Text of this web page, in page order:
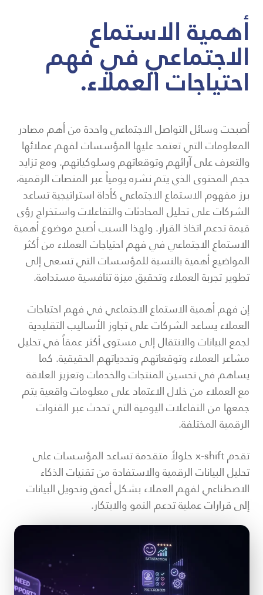
أهمية الاستماع
الاجتماعي في فهم
احتياجات العملاء.
أصبحت وسائل التواصل الاجتماعي واحدة من أهم مصادر
المعلومات التي تعتمد عليها المؤسسات لفهم عملائها
والتعرف على آرائهم وتوقعاتهم وسلوكياتهم. ومع تزايد
حجم المحتوى الذي يتم نشره يومياً عبر المنصات الرقمية،
برز مفهوم الاستماع الاجتماعي كأداة استراتيجية تساعد
الشركات على تحليل المحادثات والتفاعلات واستخراج رؤى
قيمة تدعم اتخاذ القرار. ولهذا السبب أصبح موضوع أهمية
الاستماع الاجتماعي في فهم احتياجات العملاء من أكثر
المواضيع أهمية بالنسبة للمؤسسات التي تسعى إلى
تطوير تجربة العملاء وتحقيق ميزة تنافسية مستدامة.
إن فهم أهمية الاستماع الاجتماعي في فهم احتياجات
العملاء يساعد الشركات على تجاوز الأساليب التقليدية
لجمع البيانات والانتقال إلى مستوى أكثر عمقاً في تحليل
مشاعر العملاء وتوقعاتهم وتحدياتهم الحقيقية. كما
يساهم في تحسين المنتجات والخدمات وتعزيز العلاقة
مع العملاء من خلال الاعتماد على معلومات واقعية يتم
جمعها من التفاعلات اليومية التي تحدث عبر القنوات
الرقمية المختلفة.
تقدم x-shift حلولاً متقدمة تساعد المؤسسات على
تحليل البيانات الرقمية والاستفادة من تقنيات الذكاء
الاصطناعي لفهم العملاء بشكل أعمق وتحويل البيانات
إلى قرارات عملية تدعم النمو والابتكار.